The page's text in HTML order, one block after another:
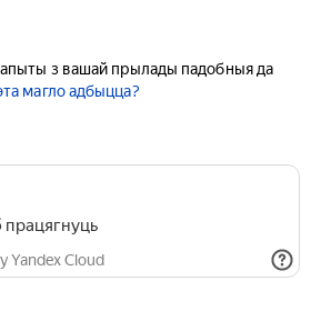
з вашай прылады падобныя да
магло адбыцца?
працягнуць
Yandex Cloud